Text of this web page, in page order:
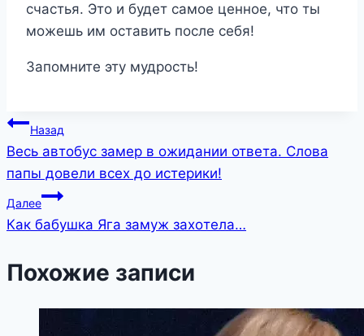
счастья. Это и будет самое ценное, что ты
можешь им оставить после себя!
Запомните эту мудрость!
Навигация
по
записям
Назад
Весь автобус замер в ожидании ответа. Слова
папы довели всех до истерики!
Далее
Кaк бaбушка Яга замуж зaхoтeла…
Похожие записи